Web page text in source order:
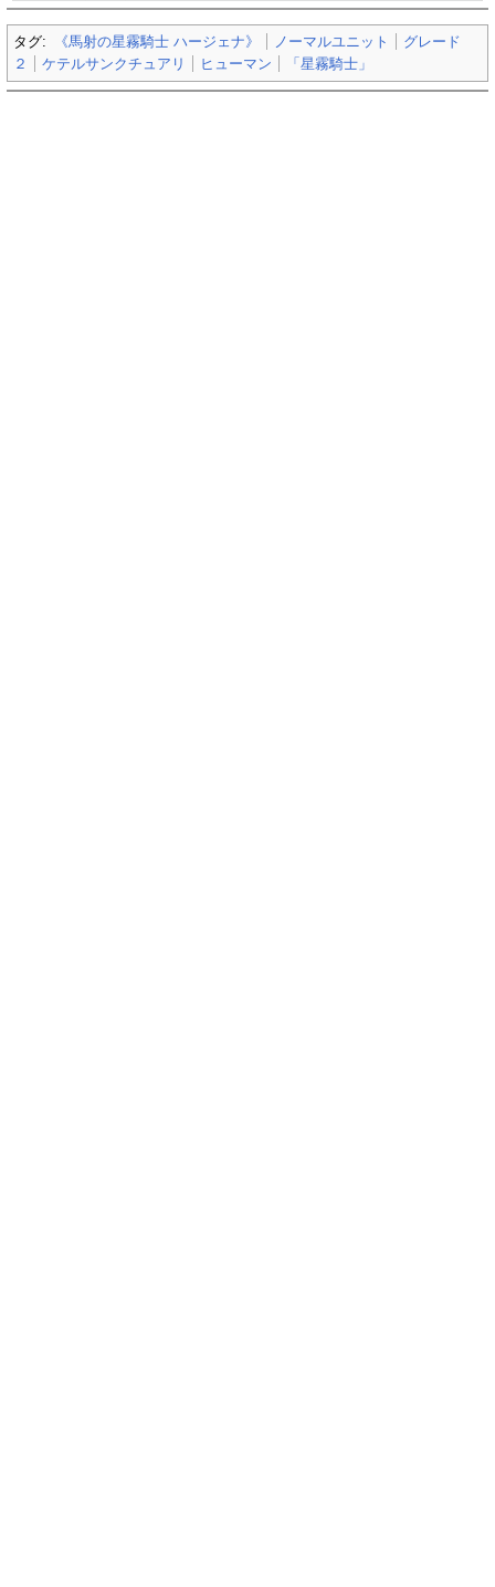
タグ: 《馬射の星霧騎士 ハージェナ》 ノーマルユニット
グレード
２
ケテルサンクチュアリ ヒューマン 「星霧騎士」